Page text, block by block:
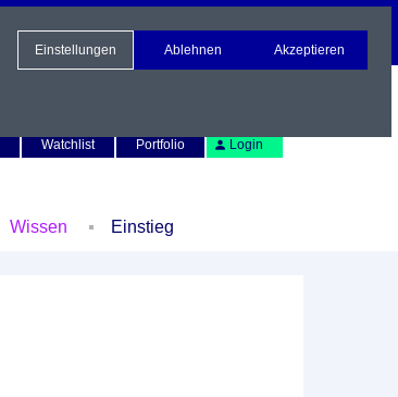
Watchlist Portfolio Login
Wissen Einstieg
Einstellungen Ablehnen Akzeptieren